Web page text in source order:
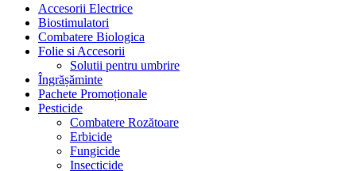
Accesorii Electrice
Biostimulatori
Combatere Biologica
Folie si Accesorii
Solutii pentru umbrire
Îngrășăminte
Pachete Promoționale
Pesticide
Combatere Rozătoare
Erbicide
Fungicide
Insecticide